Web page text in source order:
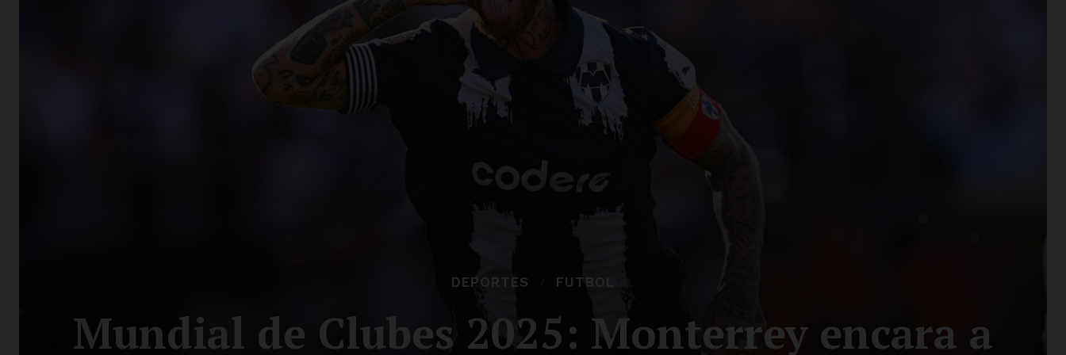
DEPORTES FUTBOL
Mundial de Clubes 2025: Monterrey encara a